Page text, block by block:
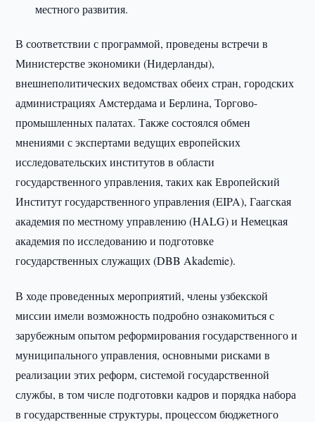
местного развития.
В соответствии с программой, проведены встречи в
Министерстве экономики (Нидерланды),
внешнеполитических ведомствах обеих стран, городских
администрациях Амстердама и Берлина, Торгово-
промышленных палатах. Также состоялся обмен
мнениями с экспертами ведущих европейских
исследовательских институтов в области
государственного управления, таких как Европейский
Институт государственного управления (EIPA), Гаагская
академия по местному управлению (HALG) и Немецкая
академия по исследованию и подготовке
государственных служащих (DBB Akademie).
В ходе проведенных мероприятий, члены узбекской
миссии имели возможность подробно ознакомиться с
зарубежным опытом реформирования государственного и
муниципального управления, основными рисками в
реализации этих реформ, системой государственной
службы, в том числе подготовки кадров и порядка набора
в государственные структуры, процессом бюджетного